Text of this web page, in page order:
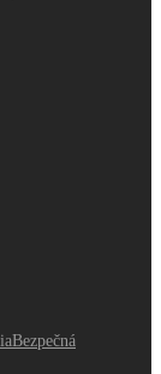
Bezpečná